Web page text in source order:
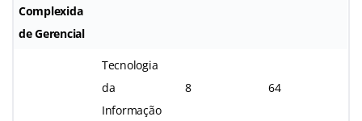
Complexida
de Gerencial
Tecnologia
da
Informação
8 64